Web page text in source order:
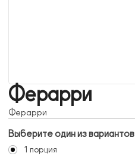
Ферарри
Ферарри
Выберите один из вариантов
1 порция